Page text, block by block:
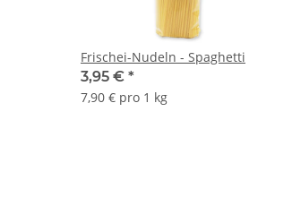
Frischei-Nudeln - Spaghetti
3,95 € *
7,90 € pro 1 kg